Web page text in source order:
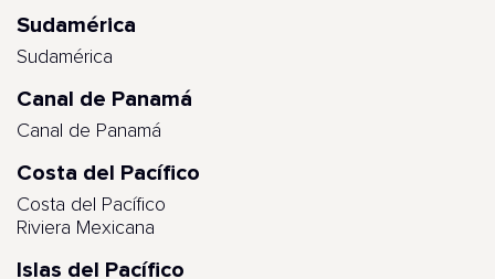
Sudamérica
Sudamérica
Canal de Panamá
Canal de Panamá
Costa del Pacífico
Costa del Pacífico
Riviera Mexicana
Islas del Pacífico